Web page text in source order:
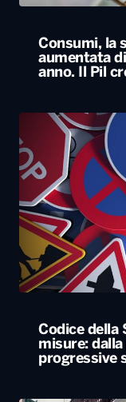
Consumi, la
aumentata
anno. Il Pil
Codice della
misure:
progressive